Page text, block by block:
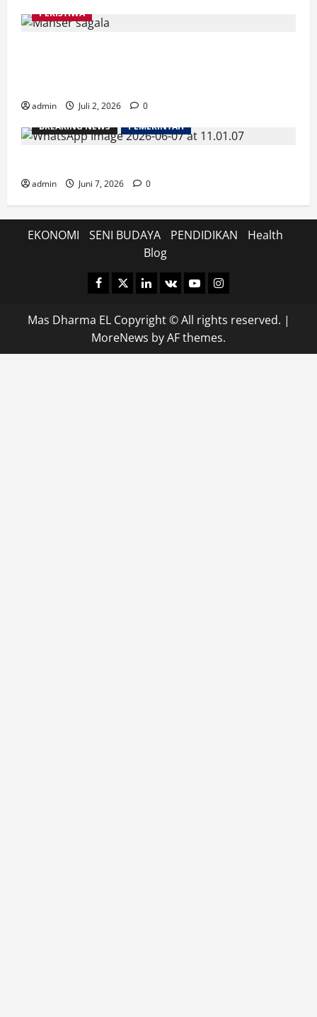
PERISTIWA
admin Juli 2, 2026
0
BREAKING NEWS
PEMERINTAH
admin Juni 7, 2026 0
EKONOMI SENI BUDAYA PENDIDIKAN
Health
Blog
Facebook
TwitterLinkedin
VK YoutubeInstagram
Mas Dharma EL Copyright © All rights reserved. |
MoreNews by AF themes.